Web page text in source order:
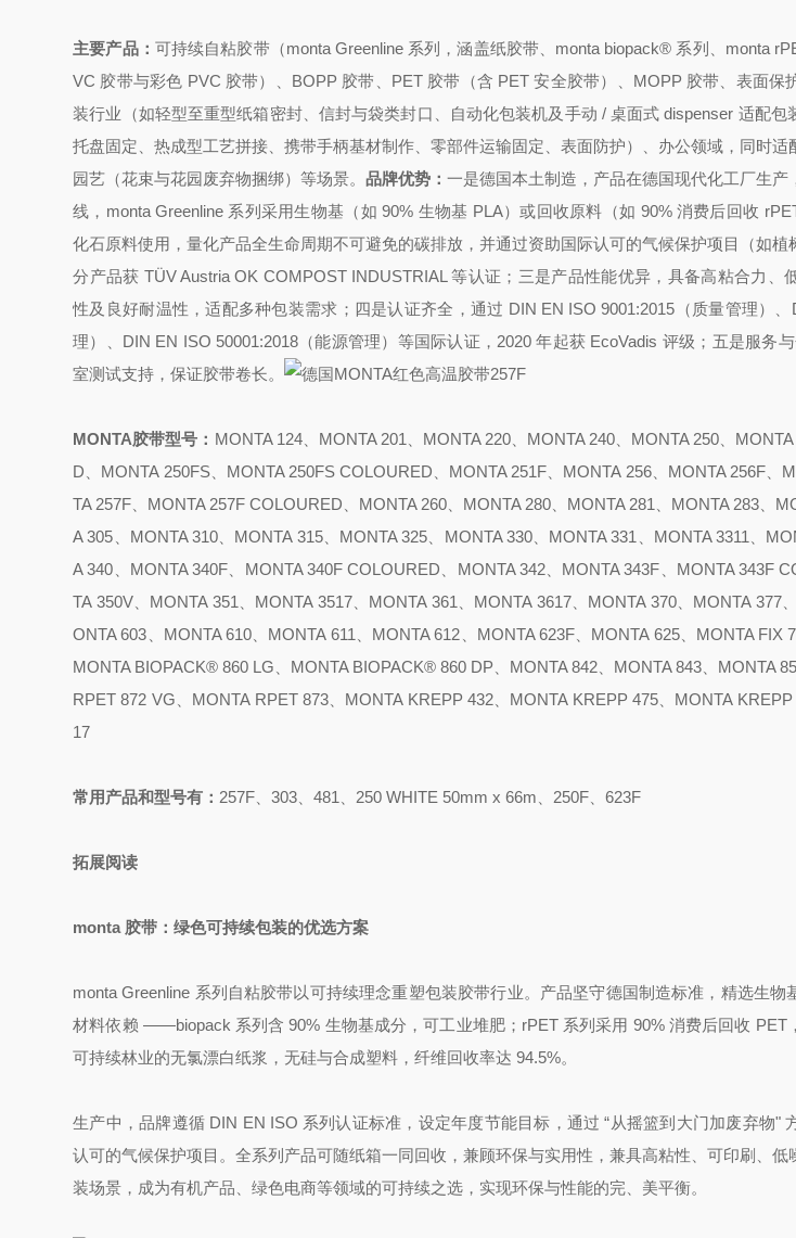
主要产品： 可持续自粘胶带（monta Greenline 系列，涵盖纸胶带、monta biopack® 系列、monta
VC 胶带与彩色 PVC 胶带）、BOPP 胶带、PET 胶带（含 PET 安全胶带）、MOPP 胶带、表面保
装行业（如轻型至重型纸箱密封、信封与袋类封口、自动化包装机及手动 / 桌面式 dispenser 适配包
托盘固定、热成型工艺拼接、携带手柄基材制作、零部件运输固定、表面防护）、办公领域，同时
园艺（花束与花园废弃物捆绑）等场景。品牌优势：一是德国本土制造，产品在德国现代化工厂生产
线，monta Greenline 系列采用生物基（如 90% 生物基 PLA）或回收原料（如 90% 消费后回收
化石原料使用，量化产品全生命周期不可避免的碳排放，并通过资助国际认可的气候保护项目（如
分产品获 TÜV Austria OK COMPOST INDUSTRIAL 等认证； 三是产品性能优异，具备高粘合力、
性及良好耐温性，适配多种包装需求； 四是认证齐全，通过 DIN EN ISO 9001:2015（质量管理）
理）、DIN EN ISO 50001:2018（能源管理）等国际认证，2020 年起获 EcoVadis 评级； 五是服务
室测试支持，保证胶带卷长。
MONTA胶带型号 ： MONTA 124、MONTA 201、MONTA 220、MONTA 240、MONTA 250、
D、MONTA 250FS、MONTA 250FS COLOURED、MONTA 251F、MONTA 256、MONTA 256F、
TA 257F、MONTA 257F COLOURED、MONTA 260、MONTA 280、MONTA 281、MONTA 283、
A 305、MONTA 310、MONTA 315、MONTA 325、MONTA 330、MONTA 331、MONTA 3311、
A 340、MONTA 340F、MONTA 340F COLOURED、MONTA 342、MONTA 343F、MONTA 343F
TA 350V、MONTA 351、MONTA 3517、MONTA 361、MONTA 3617、MONTA 370、MONTA 377
ONTA 603、MONTA 610、MONTA 611、MONTA 612、MONTA 623F、MONTA 625、MONTA FIX
MONTA BIOPACK® 860 LG、MONTA BIOPACK® 860 DP、MONTA 842、MONTA 843、MONTA
RPET 872 VG、MONTA RPET 873、MONTA KREPP 432、MONTA KREPP 475、MONTA
17
常用产品和型号有： 257F、303、481、250 WHITE 50mm x 66m、250F、623F
拓展阅读
monta 胶带：绿色可持续包装的优选方案
monta Greenline 系列自粘胶带以可持续理念重塑包装胶带行业。产品坚守德国制造标准，精选生
材料依赖 ——biopack 系列含 90% 生物基成分，可工业堆肥；rPET 系列采用 90% 消费后回收 PET
可持续林业的无氯漂白纸浆，无硅与合成塑料，纤维回收率达 94.5%。
生产中，品牌遵循 DIN EN ISO 系列认证标准，设定年度节能目标，通过 “从摇篮到大门加废弃物"
认可的气候保护项目。全系列产品可随纸箱一同回收，兼顾环保与实用性，兼具高粘性、可印刷、
装场景，成为有机产品、绿色电商等领域的可持续之选，实现环保与性能的完、美平衡。